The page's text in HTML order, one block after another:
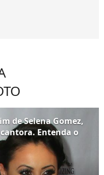
de Selena Gomez,
Entenda o